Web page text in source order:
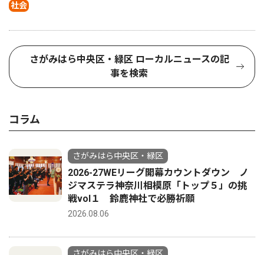
社会
さがみはら中央区・緑区 ローカルニュースの記
事を検索
コラム
さがみはら中央区・緑区
2026-27WEリーグ開幕カウントダウン ノ
ジマステラ神奈川相模原「トップ５」の挑
戦vol１ 鈴鹿神社で必勝祈願
2026.08.06